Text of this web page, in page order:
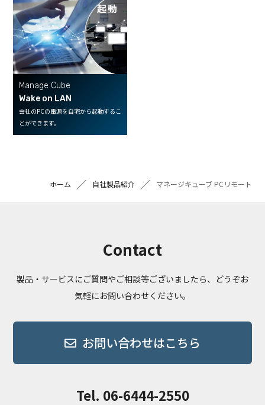
Manage Cube
Wake on LAN
会社のPCの電源を自宅から起動するこ
とができます。
起動
ホーム 自社製品紹介 マネージキューブ PCリモート
Contact
製品・サービスにご質問やご相談等ございましたら、どうぞお
気軽にお問い合わせください。
お問い合わせはこちら
Tel. 06-6444-2550